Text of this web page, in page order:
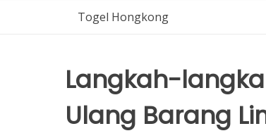
Togel Hongkong
Langkah-
Ulang Barang